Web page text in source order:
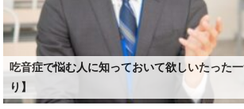
吃音症で悩む人に知っておいて欲しいたった
り】